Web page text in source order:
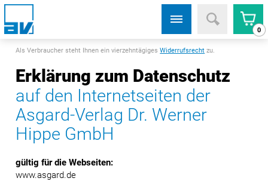
0
Als Verbraucher steht Ihnen ein vierzehntägigesWiderrufsrecht zu.
Erklärung zum Datenschutz
auf den Internetseiten der
Asgard-Verlag Dr. Werner
Hippe GmbH
gültig für die Webseiten:
www.asgard.de